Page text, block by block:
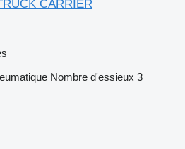
CARRIER
Nombre d'essieux 3